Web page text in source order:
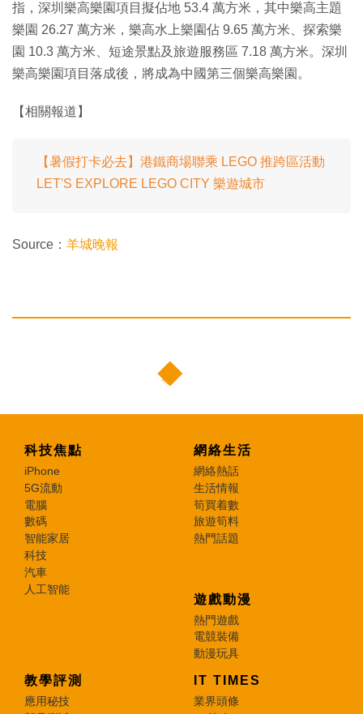
指，深圳樂高樂園項目擬佔地 53.4 萬方米，其中樂高主題
樂園 26.27 萬方米，樂高水上樂園佔 9.65 萬方米、探索樂
園 10.3 萬方米、短途景點及旅遊服務區 7.18 萬方米。深圳
樂高樂園項目落成後，將成為中國第三個樂高樂園。
【相關報道】
【暑假打卡必去】港鐵商場聯乘 LEGO 推跨區活動
LET'S EXPLORE LEGO CITY 樂遊城市
Source： 羊城晚報
科技焦點
iPhone
5G流動
電腦
數碼
智能家居
科技
汽車
人工智能
網絡生活
網絡熱話
生活情報
筍買着數
旅遊筍料
熱門話題
遊戲動漫
熱門遊戲
電競裝備
動漫玩具
教學評測
應用秘技
IT TIMES
業界頭條